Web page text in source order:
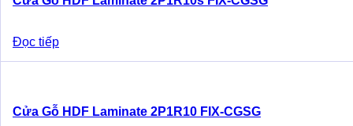
Đọc tiếp
Cửa Gỗ HDF Laminate 2P1R10 FIX-CGSG